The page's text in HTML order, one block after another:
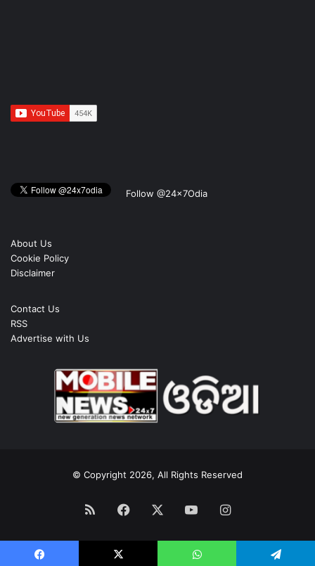
Follow @24x7Odia
About Us
Cookie Policy
Disclaimer
Contact Us
RSS
Advertise with Us
© Copyright 2026, All Rights Reserved
RSS Facebook YouTubeInstagram